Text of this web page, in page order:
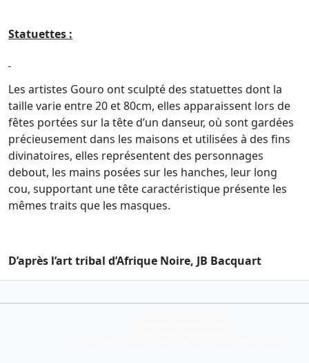
Statuettes :
Les artistes Gouro ont sculpté des statuettes dont la
taille varie entre 20 et 80cm, elles apparaissent lors de
fêtes portées sur la tête d’un danseur, où sont gardées
précieusement dans les maisons et utilisées à des fins
divinatoires, elles représentent des personnages
debout, les mains posées sur les hanches, leur long
cou, supportant une tête caractéristique présente les
mêmes traits que les masques.
D’après l’art tribal d’Afrique Noire, JB Bacquart